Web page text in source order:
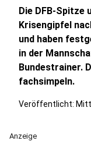
Die DFB-Spitze
Krisengipfel
und haben
in der
Bundestrainer.
fachsimpeln.
Veröffentlicht:
Anzeige